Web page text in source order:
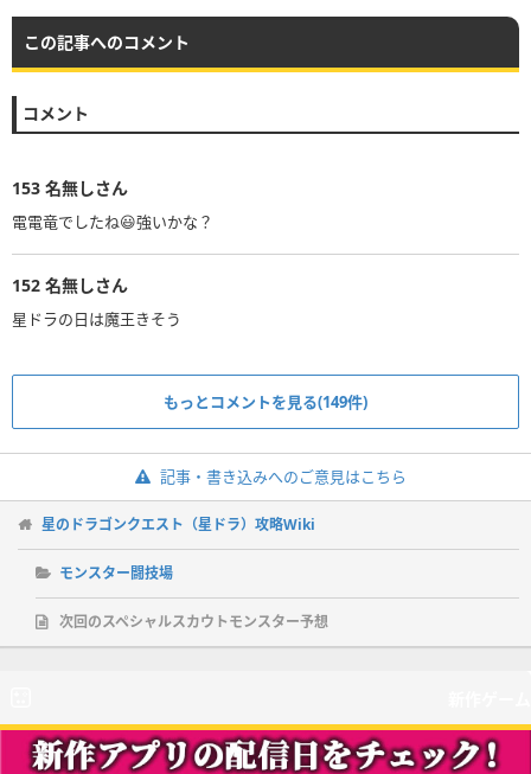
この記事へのコメント
コメント
153 名無しさん
電電竜でしたね😃強いかな？
152 名無しさん
星ドラの日は魔王きそう
もっとコメントを見る(149件)
記事・書き込みへのご意見はこちら
星のドラゴンクエスト（星ドラ）攻略Wiki
モンスター闘技場
次回のスペシャルスカウトモンスター予想